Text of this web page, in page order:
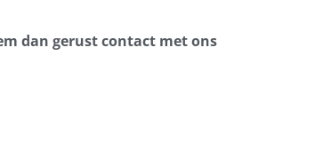
dan gerust contact met ons